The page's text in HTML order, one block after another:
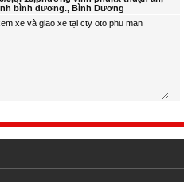
bình dương., Bình Dương